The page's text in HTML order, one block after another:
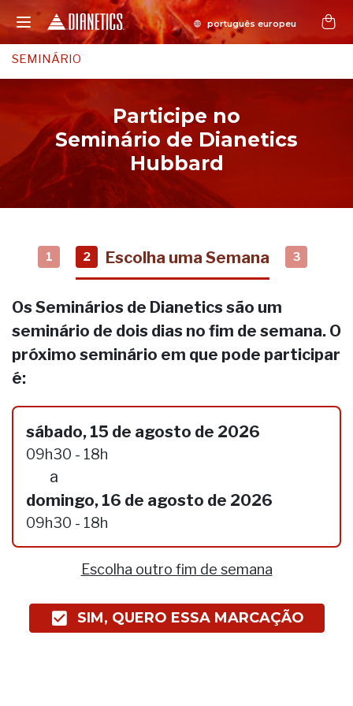
SEMINÁRIO
Participe no
Seminário de Dianetics
Hubbard
1 2 Escolha uma Semana 3
Os Seminários de Dianetics são um
seminário de dois dias no fim de semana. O
próximo seminário em que pode participar
é:
sábado, 15 de agosto de 2026
09h30 - 18h
a
domingo, 16 de agosto de 2026
09h30 - 18h
Escolha outro fim de semana
SIM, QUERO ESSA MARCAÇÃO